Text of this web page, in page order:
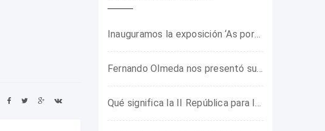
Inauguramos la exposición ‘As portas do horror’ sobre el campo de concentración franquista de Camposancos
Fernando Olmeda nos presentó su último libro sobre la fotógrafa Gerda Taro
Qué significa la II República para los jóvenes de hoy